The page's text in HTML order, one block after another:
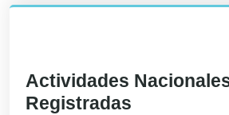
Actividades
Registradas